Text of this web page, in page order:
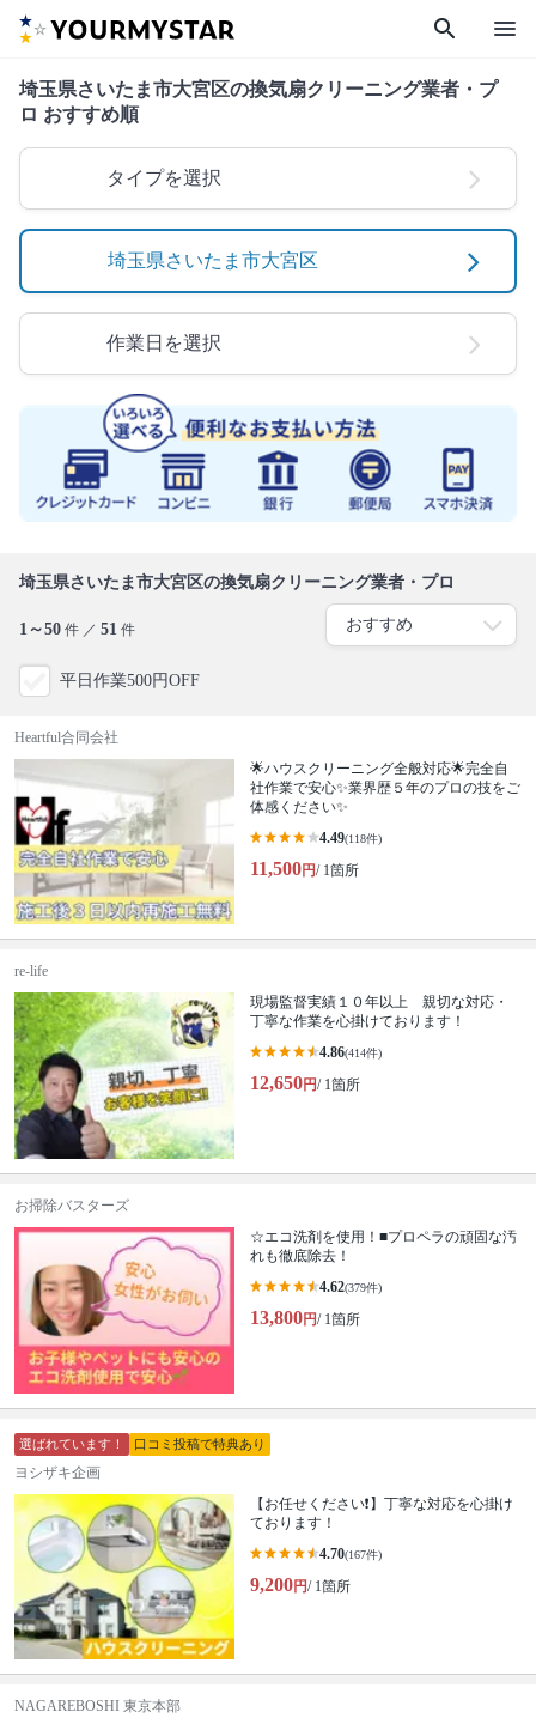
search menu
埼玉県さいたま市大宮区の換気扇クリーニング業者・プ
ロ おすすめ順
タイプを選択
埼玉県さいたま市大宮区
作業日を選択
埼玉県さいたま市大宮区の換気扇クリーニング業者・プロ
1～50 件 ／ 51 件
平日作業500円OFF
Heartful合同会社
🌟ハウスクリーニング全般対応🌟完全自
社作業で安心✨業界歴５年のプロの技をご
体感ください✨
4.49(118件)
11,500円/ 1箇所
re-life
現場監督実績１０年以上 親切な対応・
丁寧な作業を心掛けております！
4.86(414件)
12,650円/ 1箇所
お掃除バスターズ
☆エコ洗剤を使用！■プロペラの頑固な汚
れも徹底除去！
4.62(379件)
13,800円/ 1箇所
選ばれています！ 口コミ投稿で特典あり
ヨシザキ企画
【お任せください❗️】丁寧な対応を心掛け
ております！
4.70(167件)
9,200円/ 1箇所
NAGAREBOSHI 東京本部